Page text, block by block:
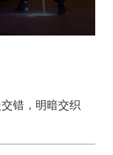
错，明暗交织